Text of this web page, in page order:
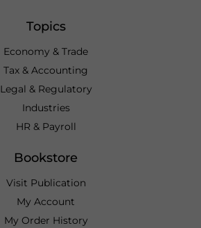
Topics
Economy & Trade
Tax & Accounting
Legal & Regulatory
Industries
HR & Payroll
Bookstore
Visit Publication
My Account
My Order History